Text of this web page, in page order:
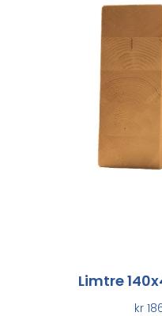
Limtre
kr